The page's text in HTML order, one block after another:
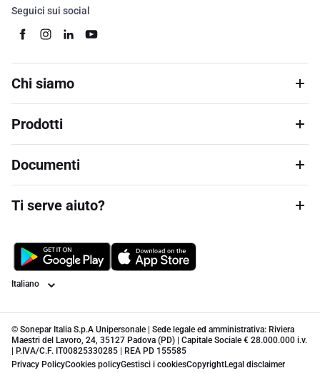
Seguici sui social
Chi siamo
Prodotti
Documenti
Ti serve aiuto?
Lingua
© Sonepar Italia S.p.A Unipersonale | Sede legale ed amministrativa: Riviera
Maestri del Lavoro, 24, 35127 Padova (PD) | Capitale Sociale € 28.000.000 i.v.
| P.IVA/C.F. IT00825330285 | REA PD 155585
Privacy PolicyCookies policyGestisci i cookiesCopyrightLegal disclaimer